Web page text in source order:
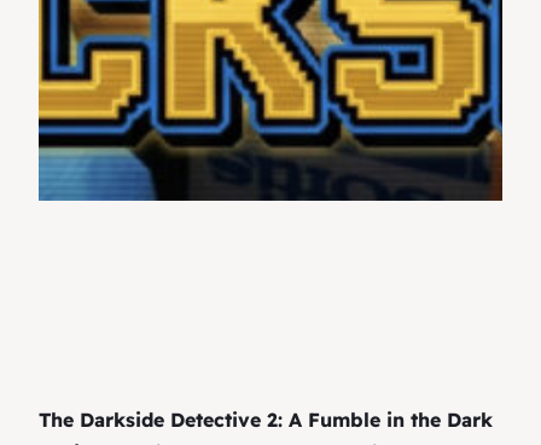
The Darkside Detective 2: A Fumble in the Dark